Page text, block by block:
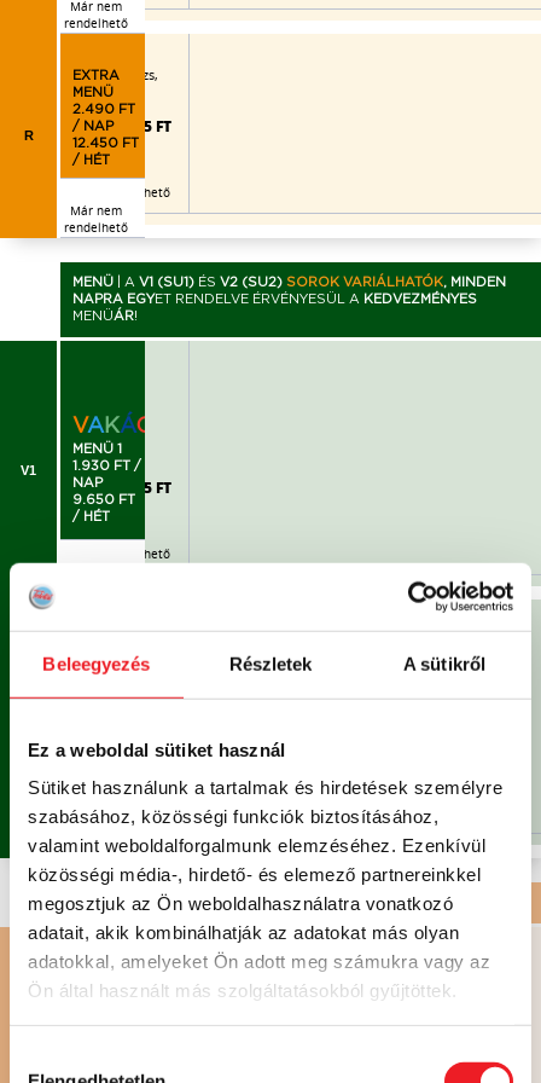
Beleegyezés Részletek A sütikről
Ez a weboldal sütiket használ
Sütiket használunk a tartalmak és hirdetések személyre
szabásához, közösségi funkciók biztosításához,
valamint weboldalforgalmunk elemzéséhez. Ezenkívül
közösségi média-, hirdető- és elemező partnereinkkel
megosztjuk az Ön weboldalhasználatra vonatkozó
adatait, akik kombinálhatják az adatokat más olyan
adatokkal, amelyeket Ön adott meg számukra vagy az
Ön által használt más szolgáltatásokból gyűjtöttek.
Már nem
rendelhető
R
EXTRA
MENÜ
2.490 FT
/ NAP
12.450 FT
/ HÉT
Már nem
rendelhető
kukoricás jázmin rizs,
2.995 FT
Már nem rendelhető
MENÜ A V1 (SU1) ÉS V2 (SU2) SOROK VARIÁLHATÓK, MINDEN
NAPRA EGYET RENDELVE ÉRVÉNYESÜL A KEDVEZMÉNYES
MENÜÁR!
V1
VAKÁC
MENÜ 1
1.930 FT /
NAP
9.650 FT
/ HÉT
2.205 FT
Már nem rendelhető
NAP
9.650 FT
rendelhető
2.205 FT
Már nem rendelhető
DESSZERT ÉS SÜTEMÉNY | HAGYOMÁNYOS KONYHA
830 FT